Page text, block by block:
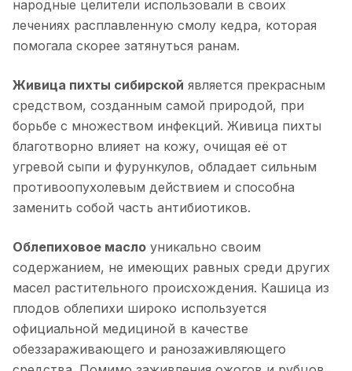
народные целители использовали в своих
лечениях расплавленную смолу кедра, которая
помогала скорее затянуться ранам.
Живица пихты сибирской является прекрасным
средством, созданным самой природой, при
борьбе с множеством инфекций. Живица пихты
благотворно влияет на кожу, очищая её от
угревой сыпи и фурункулов, обладает сильным
противоопухолевым действием и способна
заменить собой часть антибиотиков.
Облепиховое масло уникально своим
содержанием, не имеющих равных среди других
масел растительного происхождения. Кашица из
плодов облепихи широко используется
официальной медициной в качестве
обеззараживающего и ранозаживляющего